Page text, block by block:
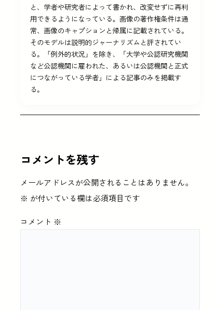
と、学者や研究者によって書かれ、改変せずに再利
用できるようになっている。画像の著作権条件は通
常、画像のキャプションと帰属に記載されている。
そのモデルは説明的ジャーナリズムと評されてい
る。「例外的状況」を除き、「大学や公認研究機関
など公認機関に雇われた、あるいは公認機関と正式
につながっている学者」による記事のみを掲載す
る。
コメントを残す
メールアドレスが公開されることはありません。
※ が付いている欄は必須項目です
コメント ※